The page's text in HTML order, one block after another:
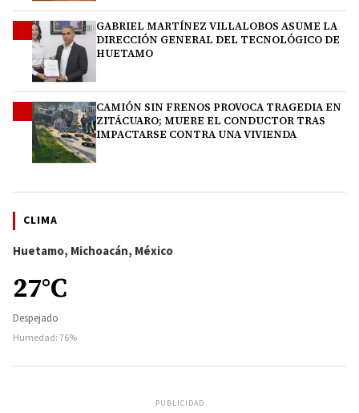
GABRIEL MARTÍNEZ VILLALOBOS ASUME LA
DIRECCIÓN GENERAL DEL TECNOLÓGICO DE
HUETAMO
CAMIÓN SIN FRENOS PROVOCA TRAGEDIA EN
ZITÁCUARO; MUERE EL CONDUCTOR TRAS
IMPACTARSE CONTRA UNA VIVIENDA
CLIMA
Huetamo, Michoacán, México
27°C
Despejado
Humedad: 76%
PUBLICIDAD